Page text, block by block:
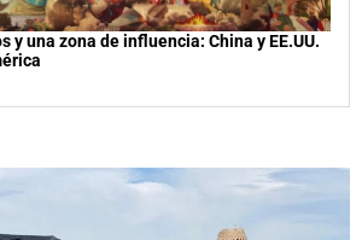
y una zona de influencia: China y EE.UU.